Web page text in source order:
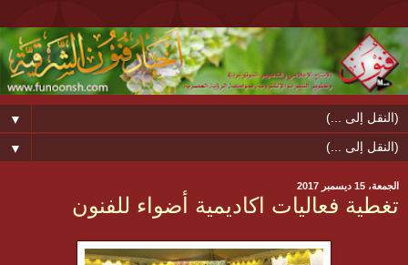
▼
▼
الجمعة، 15 ديسمبر 2017
تغطية فعاليات اكاديمية أضواء للفنون